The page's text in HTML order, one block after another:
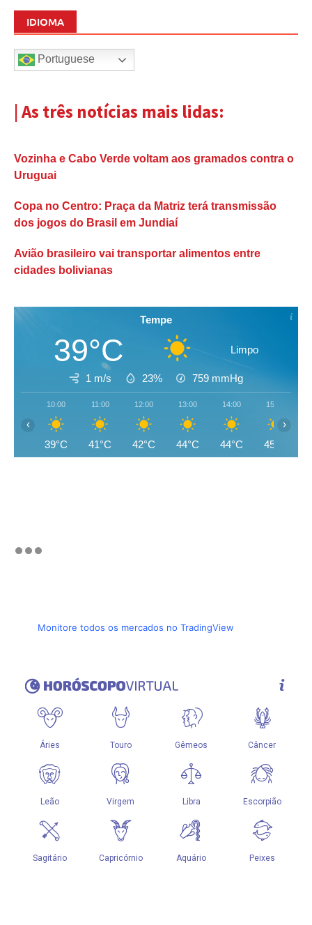
IDIOMA
Portuguese
| As três notícias mais lidas:
Vozinha e Cabo Verde voltam aos gramados contra o
Uruguai
Copa no Centro: Praça da Matriz terá transmissão
dos jogos do Brasil em Jundiaí
Avião brasileiro vai transportar alimentos entre
cidades bolivianas
Tempe
39°C Limpo
1 m/s 23% 759 mmHg
10:00
39°C
11:00
41°C
12:00
42°C
13:00
44°C
14:00
44°C
15:00
45°C
‹ ›
Monitore todos os mercados no TradingView